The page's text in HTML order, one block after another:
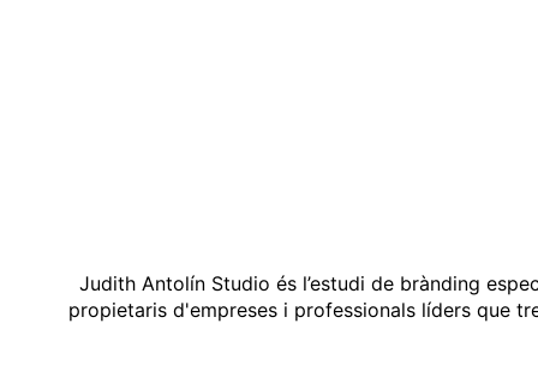
Judith Antolín Studio és l’estudi de brànding
propietaris d'empreses i professionals líders que